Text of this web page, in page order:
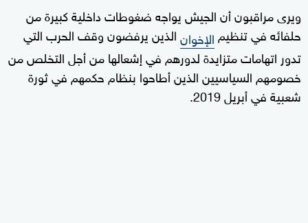
ويرى مراقبون أن الجيش يواجه ضغوطات داخلية كبيرة من
حلفائه في تنظيم الإخوانالذين يرفضون وقف الحرب التي
تدور اتهامات متزايدة لدورهم في إشعالها من أجل التخلص من
خصومهم السياسيين الذين أطاحوا بنظام حكمهم في ثورة
شعبية في أبريل 2019.